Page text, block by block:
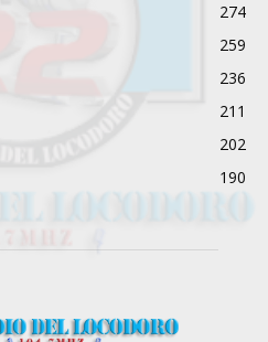
274
259
236
211
202
190